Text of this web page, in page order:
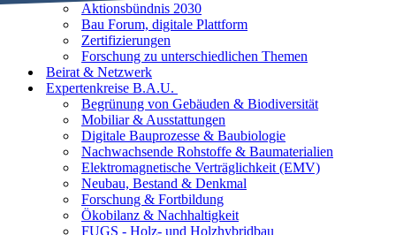
Aktionsbündnis 2030
Bau Forum, digitale Plattform
Zertifizierungen
Forschung zu unterschiedlichen Themen
Beirat & Netzwerk
Expertenkreise B.A.U.
Begrünung von Gebäuden & Biodiversität
Mobiliar & Ausstattungen
Digitale Bauprozesse & Baubiologie
Nachwachsende Rohstoffe & Baumaterialien
Elektromagnetische Verträglichkeit (EMV)
Neubau, Bestand & Denkmal
Forschung & Fortbildung
Ökobilanz & Nachhaltigkeit
FUGS - Holz- und Holzhybridbau